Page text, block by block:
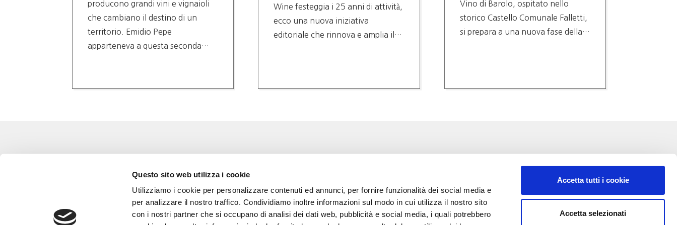
Questo sito web utilizza i cookie
Utilizziamo i cookie per personalizzare contenuti ed annunci, per fornire funzionalità dei social media e
per analizzare il nostro traffico. Condividiamo inoltre informazioni sul modo in cui utilizza il nostro sito
con i nostri partner che si occupano di analisi dei dati web, pubblicità e social media, i quali potrebbero
Accetta tutti i cookie
Accetta selezionati
producono grandi vini e vignaioli
che cambiano il destino di un
territorio. Emidio Pepe
apparteneva a questa seconda…
Wine festeggia i 25 anni di attività,
ecco una nuova iniziativa
editoriale che rinnova e amplia il…
Vino di Barolo, ospitato nello
storico Castello Comunale Falletti,
si prepara a una nuova fase della…
Corsi e Progetti culturali
Cookie policy
L’associazione
Gli amici di Go Wine
Area stampa
12051 Alba (Cn)
tel. +39 0173 364631
Codice fiscale e P.IVA: